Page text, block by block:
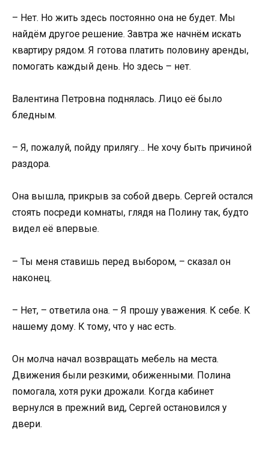
– Нет. Но жить здесь постоянно она не будет. Мы
найдём другое решение. Завтра же начнём искать
квартиру рядом. Я готова платить половину аренды,
помогать каждый день. Но здесь – нет.
Валентина Петровна поднялась. Лицо её было
бледным.
– Я, пожалуй, пойду прилягу… Не хочу быть причиной
раздора.
Она вышла, прикрыв за собой дверь. Сергей остался
стоять посреди комнаты, глядя на Полину так, будто
видел её впервые.
– Ты меня ставишь перед выбором, – сказал он
наконец.
– Нет, – ответила она. – Я прошу уважения. К себе. К
нашему дому. К тому, что у нас есть.
Он молча начал возвращать мебель на места.
Движения были резкими, обиженными. Полина
помогала, хотя руки дрожали. Когда кабинет
вернулся в прежний вид, Сергей остановился у
двери.